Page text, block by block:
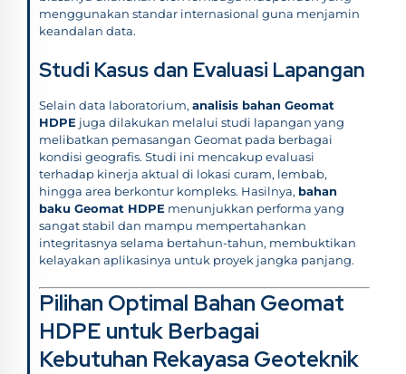
menggunakan standar internasional guna menjamin
keandalan data.
Studi Kasus dan Evaluasi Lapangan
Selain data laboratorium, analisis bahan Geomat
HDPE juga dilakukan melalui studi lapangan yang
melibatkan pemasangan Geomat pada berbagai
kondisi geografis. Studi ini mencakup evaluasi
terhadap kinerja aktual di lokasi curam, lembab,
hingga area berkontur kompleks. Hasilnya, bahan
baku Geomat HDPE menunjukkan performa yang
sangat stabil dan mampu mempertahankan
integritasnya selama bertahun-tahun, membuktikan
kelayakan aplikasinya untuk proyek jangka panjang.
Pilihan Optimal Bahan Geomat
HDPE untuk Berbagai
Kebutuhan Rekayasa Geoteknik